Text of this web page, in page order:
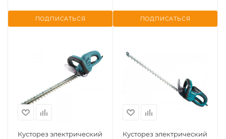
ПОДПИСАТЬСЯ ПОДПИСАТЬСЯ
Кусторез электрический
Кусторез электрический